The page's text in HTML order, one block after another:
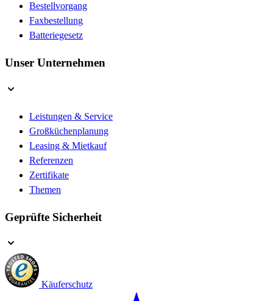
Bestellvorgang
Faxbestellung
Batteriegesetz
Unser Unternehmen
Leistungen & Service
Großküchenplanung
Leasing & Mietkauf
Referenzen
Zertifikate
Themen
Geprüfte Sicherheit
Käuferschutz